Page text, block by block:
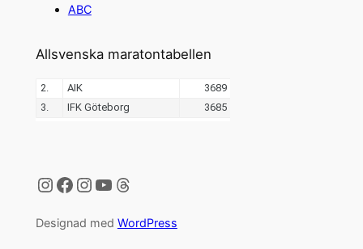
ABC
Allsvenska maratontabellen
Instagram
Facebook
Instagram
YouTube
Threads
Designad med WordPress